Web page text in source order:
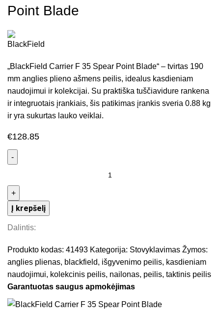
Point Blade
„BlackField Carrier F 35 Spear Point Blade“ – tvirtas 190
mm anglies plieno ašmens peilis, idealus kasdieniam
naudojimui ir kolekcijai. Su praktiška tuščiavidure rankena
ir integruotais įrankiais, šis patikimas įrankis sveria 0.88 kg
ir yra sukurtas lauko veiklai.
€128.85
Į krepšelį
Dalintis:
Produkto kodas:41493 Kategorija: Stovyklavimas Žymos:
anglies plienas, blackfield, išgyvenimo peilis, kasdieniam
naudojimui, kolekcinis peilis, nailonas, peilis, taktinis peilis
Garantuotas saugus apmokėjimas